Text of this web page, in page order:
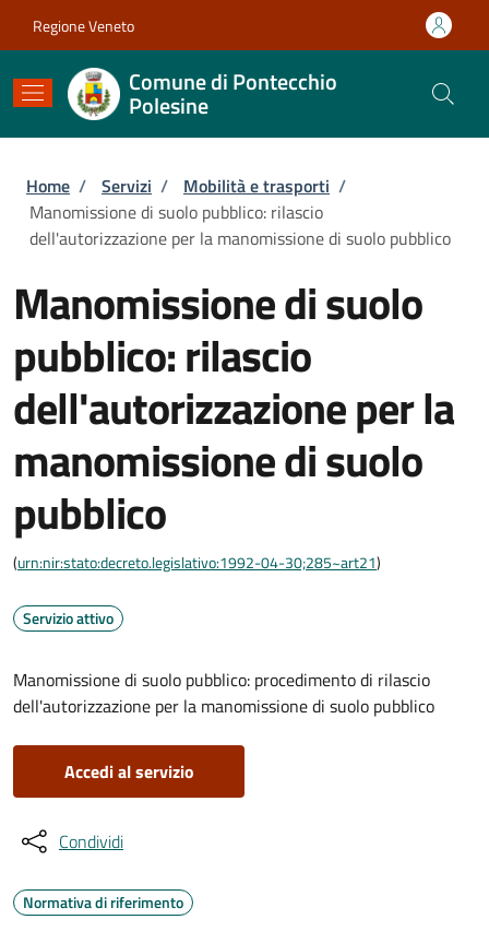
Regione Veneto
Comune di Pontecchio
Polesine
Briciole di pane
Home / Servizi / Mobilità e trasporti /
Manomissione di suolo pubblico: rilascio
dell'autorizzazione per la manomissione di suolo pubblico
Manomissione di suolo
pubblico: rilascio
dell'autorizzazione per la
manomissione di suolo
pubblico
(urn:nir:stato:decreto.legislativo:1992-04-30;285~art21)
Servizio attivo
Manomissione di suolo pubblico: procedimento di rilascio
dell'autorizzazione per la manomissione di suolo pubblico
Accedi al servizio
Condividi
Normativa di riferimento